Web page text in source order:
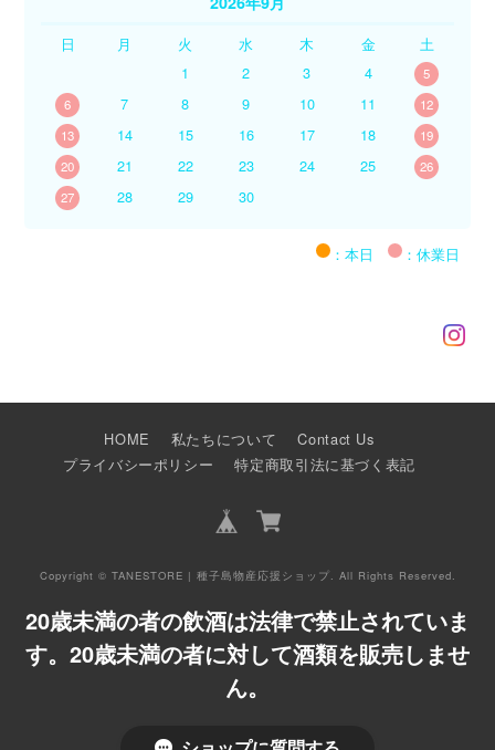
日 月 火 水 木 金
土
1
2 3 4
5
6
7 8 9 10 11
12
13
14 15 16 17 18
19
20
21 22 23 24 25
26
27
28 29 30
：本日 ：休業日
HOME 私たちについて
Contact Us
プライバシーポリシー
特定商取引法に基づく表記
Copyright © TANESTORE | 種子島物産応援ショップ. All Rights Reserved.
20歳未満の者の飲酒は法律で禁止されていま
す。20歳未満の者に対して酒類を販売しませ
ん。